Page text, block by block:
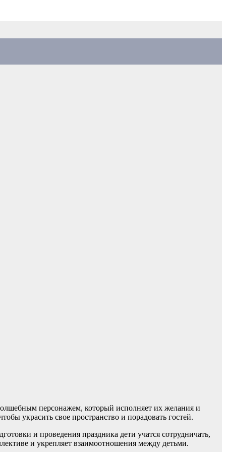
персонажем, который исполняет их желания и
украсить свое пространство и порадовать гостей.
и проведения праздника дети учатся сотрудничать,
и укрепляет взаимоотношения между детьми.